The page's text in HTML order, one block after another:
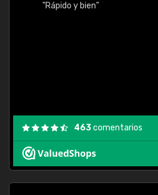
"Rápido y bien"
463comentarios